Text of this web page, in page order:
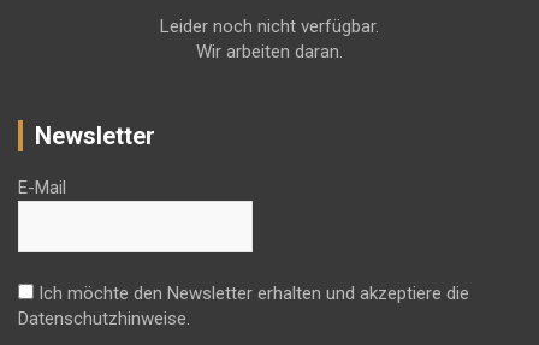
Leider noch nicht verfügbar.
Wir arbeiten daran.
Newsletter
E-Mail
Ich möchte den Newsletter erhalten und akzeptiere die
Datenschutzhinweise.